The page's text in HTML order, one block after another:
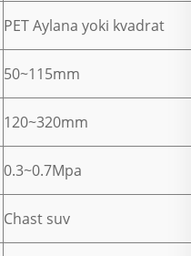
PET Aylana yoki kvadrat
50~115mm
120~320mm
0.3~0.7Mpa
Chast suv